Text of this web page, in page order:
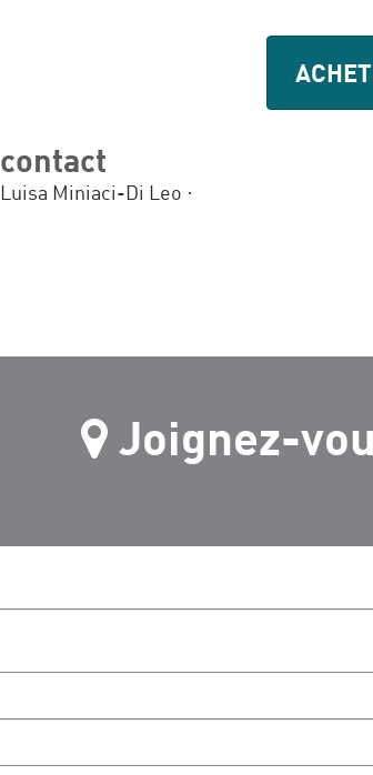
contact
Luisa Miniaci-Di Leo ·
Joignez-